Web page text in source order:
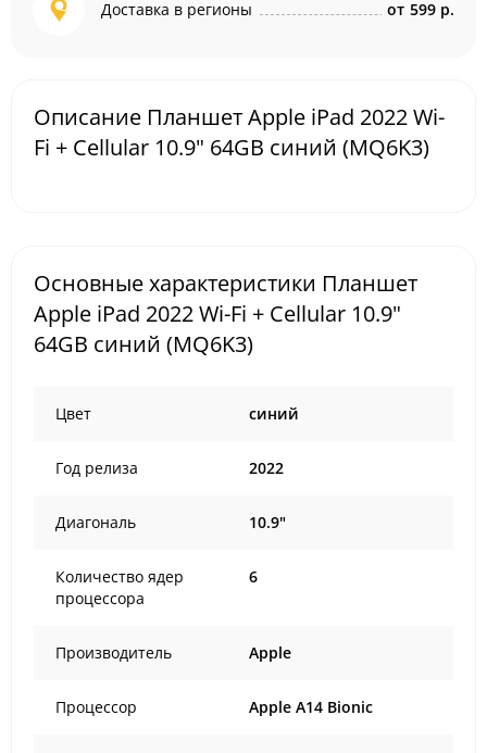
Доставка в регионы от 599 р.
Описание Планшет Apple iPad 2022 Wi-
Fi + Cellular 10.9" 64GB синий (MQ6K3)
Основные характеристики Планшет
Apple iPad 2022 Wi-Fi + Cellular 10.9"
64GB синий (MQ6K3)
Цвет cиний
Год релиза 2022
Диагональ 10.9"
Количество ядер
процессора
6
Производитель Apple
Процессор Apple A14 Bionic